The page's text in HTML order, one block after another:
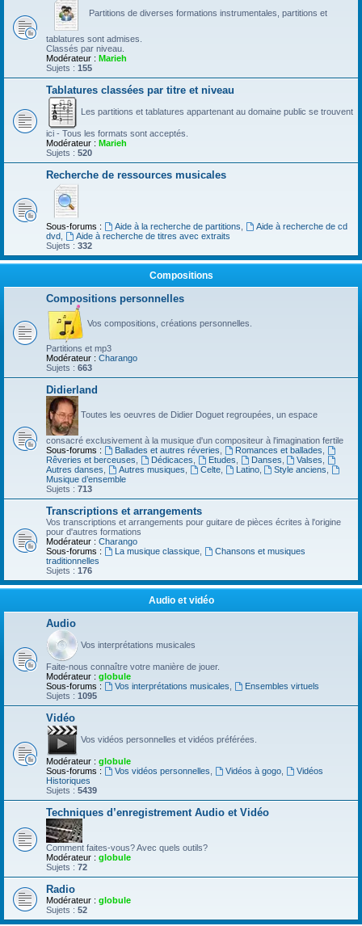
Partitions de diverses formations instrumentales, partitions et
tablatures sont admises.
Classés par niveau.
Modérateur : Marieh
Sujets : 155
Tablatures classées par titre et niveau
Les partitions et tablatures appartenant au domaine public se trouvent
ici - Tous les formats sont acceptés.
Modérateur : Marieh
Sujets : 520
Recherche de ressources musicales
Sous-forums : Aide à la recherche de partitions
Aide à recherche de cd
dvd
Aide à recherche de titres avec extraits
Sujets : 332
Compositions
Compositions personnelles
Vos compositions, créations personnelles.
Partitions et mp3
Modérateur : Charango
Sujets : 663
Didierland
Toutes les oeuvres de Didier Doguet regroupées, un espace
consacré exclusivement à la musique d'un compositeur à l'imagination fertile
Sous-forums :
Ballades et autres réveries Romances et ballades
Rêveries et berceuses
Dédicaces Etudes Danses Valses
Autres danses
Autres musiques Celte, Latino, Style anciens
Musique d’ensemble
Sujets : 713
Transcriptions et arrangements
Vos transcriptions et arrangements pour guitare de pièces écrites à l'origine
pour d'autres formations
Modérateur : Charango
Sous-forums :
La musique classique,
Chansons et musiques
traditionnelles
Sujets : 176
Audio et vidéo
Audio
Vos interprétations musicales
Faite-nous connaître votre manière de jouer.
Modérateur : globule
Sous-forums :
Vos interprétations musicales
Ensembles virtuels
Sujets : 1095
Vidéo
Vos vidéos personnelles et vidéos préférées.
Modérateur : globule
Sous-forums :
Vos vidéos personnelles Vidéos à gogo,
Vidéos
Historiques
Sujets : 5439
Techniques d’enregistrement Audio et Vidéo
Comment faites-vous? Avec quels outils?
Modérateur : globule
Sujets : 72
Radio
Modérateur : globule
Sujets : 52